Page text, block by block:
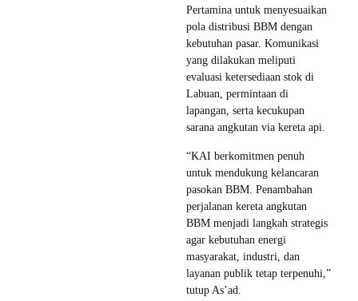
Pertamina untuk menyesuaikan
pola distribusi BBM dengan
kebutuhan pasar. Komunikasi
yang dilakukan meliputi
evaluasi ketersediaan stok di
Labuan, permintaan di
lapangan, serta kecukupan
sarana angkutan via kereta api.
“KAI berkomitmen penuh
untuk mendukung kelancaran
pasokan BBM. Penambahan
perjalanan kereta angkutan
BBM menjadi langkah strategis
agar kebutuhan energi
masyarakat, industri, dan
layanan publik tetap terpenuhi,”
tutup As’ad.